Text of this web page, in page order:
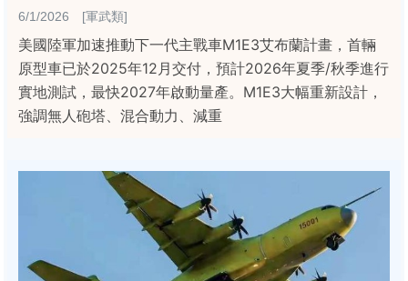
6/1/2026 [軍武類]
美國陸軍加速推動下一代主戰車M1E3艾布蘭計畫，首輛
原型車已於2025年12月交付，預計2026年夏季/秋季進行
實地測試，最快2027年啟動量產。M1E3大幅重新設計，
強調無人砲塔、混合動力、減重